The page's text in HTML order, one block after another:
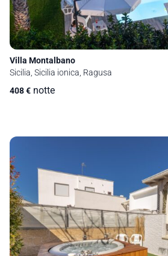
Villa Montalbano
Sicilia, Sicilia ionica, Ragusa
408€ notte